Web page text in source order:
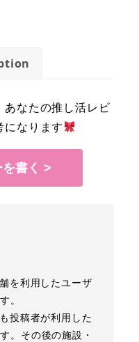
あなたの推し活レビ
になります
書く >
を利用したユーザ
。
投稿者が利用した
。その後の施設・